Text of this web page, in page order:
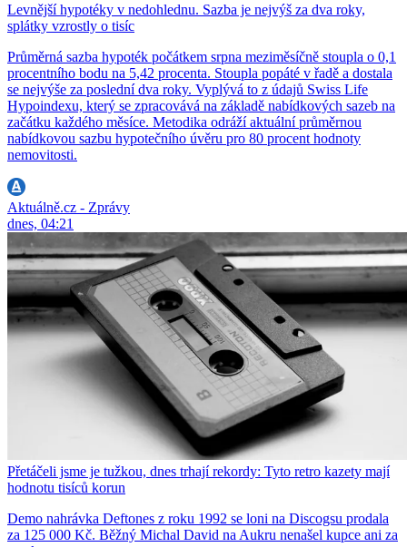
Levnější hypotéky v nedohlednu. Sazba je nejvýš za dva roky,
splátky vzrostly o tisíc
Průměrná sazba hypoték počátkem srpna meziměsíčně stoupla o 0,1
procentního bodu na 5,42 procenta. Stoupla popáté v řadě a dostala
se nejvýše za poslední dva roky. Vyplývá to z údajů Swiss Life
Hypoindexu, který se zpracovává na základě nabídkových sazeb na
začátku každého měsíce. Metodika odráží aktuální průměrnou
nabídkovou sazbu hypotečního úvěru pro 80 procent hodnoty
nemovitosti.
Aktuálně.cz - Zprávy
dnes, 04:21
Přetáčeli jsme je tužkou, dnes trhají rekordy: Tyto retro kazety mají
hodnotu tisíců korun
Demo nahrávka Deftones z roku 1992 se loni na Discogsu prodala
za 125 000 Kč. Běžný Michal David na Aukru nenašel kupce ani za